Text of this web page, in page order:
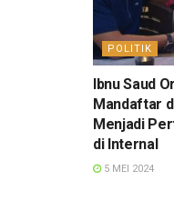
POLITIK
Ibnu Saud
Mandaftar
Menjadi
di Internal
5 MEI 2024